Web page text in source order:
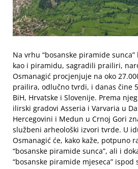
Na vrhu “bosanske piramide
kao i piramidu, sagradili prailiri,
Osmanagić procjenjuje na oko
prailira, odlučno tvrdi, i danas čine
BiH, Hrvatske i Slovenije. Prema
ilirski gradovi Asseria i Varvaria u
Hercegovini i Medun u Crnoj Gori
službeni arheološki izvori tvrde. U
Osmanagić će, kako kaže, potpuno
“bosanske piramide sunca”, ali i
“bosanske piramide mjeseca”